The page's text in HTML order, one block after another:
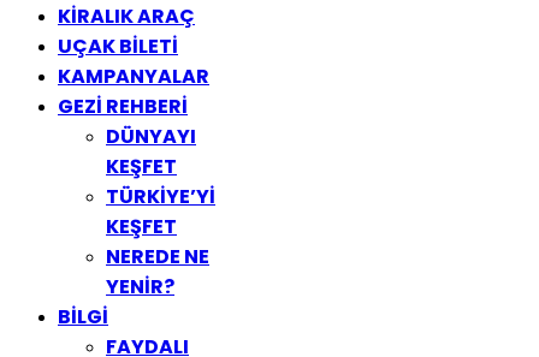
KİRALIK ARAÇ
UÇAK BİLETİ
KAMPANYALAR
GEZİ REHBERİ
DÜNYAYI
KEŞFET
TÜRKİYE’Yİ
KEŞFET
NEREDE NE
YENİR?
BİLGİ
FAYDALI